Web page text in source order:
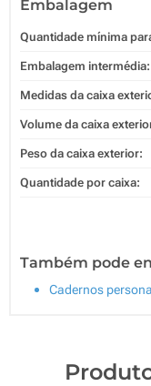
Embalagem
Quantidade mínima
Embalagem intermédia:
Medidas da caixa
Volume da caixa
Peso da caixa exterior:
Quantidade por caixa:
Também pode
Cadernos